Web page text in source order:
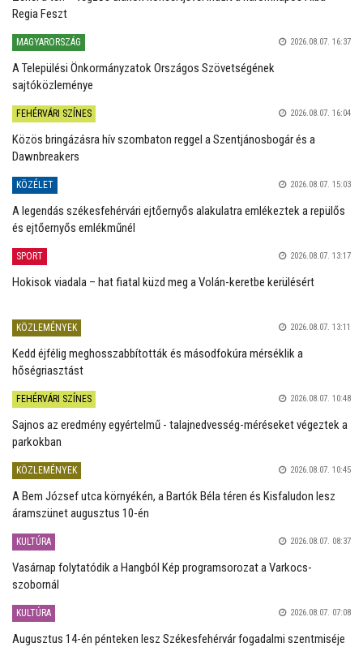
Regia Feszt
MAGYARORSZÁG 2026.08.07. 16:37
A Települési Önkormányzatok Országos Szövetségének
sajtóközleménye
FEHÉRVÁRI SZÍNES 2026.08.07. 16:04
Közös bringázásra hív szombaton reggel a Szentjánosbogár és a
Dawnbreakers
KÖZÉLET 2026.08.07. 15:03
A legendás székesfehérvári ejtőernyős alakulatra emlékeztek a repülős
és ejtőernyős emlékműnél
SPORT 2026.08.07. 13:17
Hokisok viadala – hat fiatal küzd meg a Volán-keretbe kerülésért
KÖZLEMÉNYEK 2026.08.07. 13:11
Kedd éjfélig meghosszabbították és másodfokúra mérséklik a
hőségriasztást
FEHÉRVÁRI SZÍNES 2026.08.07. 10:48
Sajnos az eredmény egyértelmű - talajnedvesség-méréseket végeztek a
parkokban
KÖZLEMÉNYEK 2026.08.07. 10:45
A Bem József utca környékén, a Bartók Béla téren és Kisfaludon lesz
áramszünet augusztus 10-én
KULTÚRA 2026.08.07. 08:37
Vasárnap folytatódik a Hangból Kép programsorozat a Varkocs-
szobornál
KULTÚRA 2026.08.07. 07:08
Augusztus 14-én pénteken lesz Székesfehérvár fogadalmi szentmiséje